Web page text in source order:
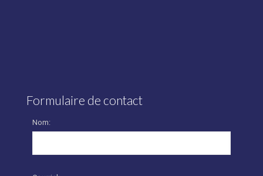
Formulaire de contact
Nom: